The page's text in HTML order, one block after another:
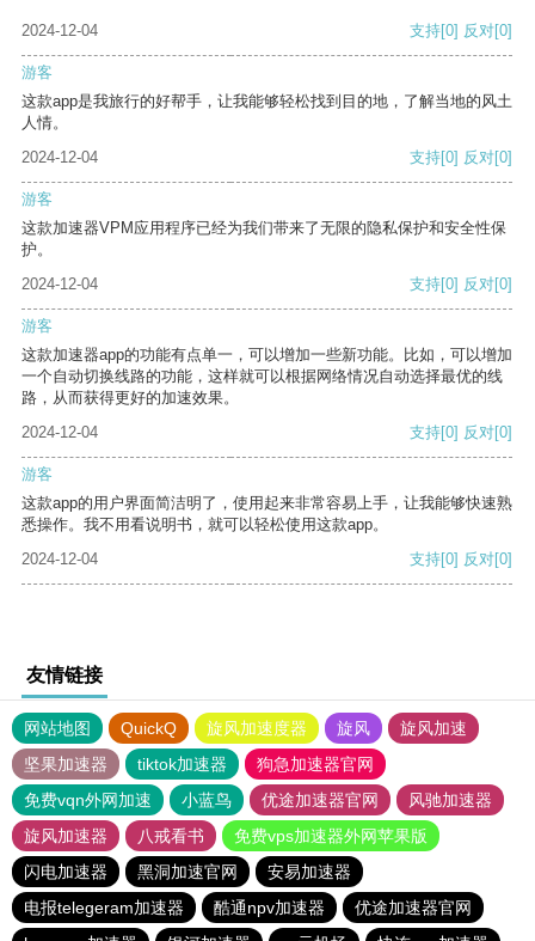
2024-12-04 支持[0] 反对[0]
游客
这款app是我旅行的好帮手，让我能够轻松找到目的地，了解当地的风土
人情。
2024-12-04
支持[0] 反对[0]
游客
这款加速器VPM应用程序已经为我们带来了无限的隐私保护和安全性保
护。
2024-12-04
支持[0] 反对[0]
游客
这款加速器app的功能有点单一，可以增加一些新功能。比如，可以增加
一个自动切换线路的功能，这样就可以根据网络情况自动选择最优的线
路，从而获得更好的加速效果。
2024-12-04
支持[0] 反对[0]
游客
这款app的用户界面简洁明了，使用起来非常容易上手，让我能够快速熟
悉操作。我不用看说明书，就可以轻松使用这款app。
2024-12-04
支持[0] 反对[0]
友情链接
网站地图 QuickQ 旋风加速度器 旋风
旋风加速
坚果加速器
tiktok加速器
狗急加速器官网
免费vqn外网加速
小蓝鸟 优途加速器官网
风驰加速器
旋风加速器
八戒看书
免费vps加速器外网苹果版
闪电加速器
黑洞加速官网
安易加速器
电报telegeram加速器
酷通npv加速器
优途加速器官网